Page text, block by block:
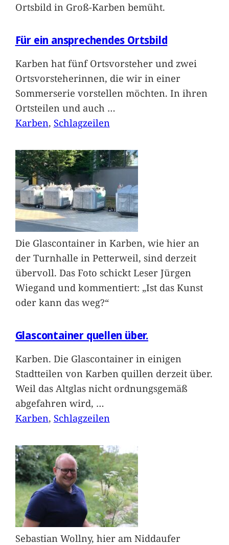
Ortsbild in Groß-Karben bemüht.
Für ein ansprechendes Ortsbild
Karben hat fünf Ortsvorsteher und zwei
Ortsvorsteherinnen, die wir in einer
Sommerserie vorstellen möchten. In ihren
Ortsteilen und auch …
Karben, Schlagzeilen
Die Glascontainer in Karben, wie hier an
der Turnhalle in Petterweil, sind derzeit
übervoll. Das Foto schickt Leser Jürgen
Wiegand und kommentiert: „Ist das Kunst
oder kann das weg?“
Glascontainer quellen über.
Karben. Die Glascontainer in einigen
Stadtteilen von Karben quillen derzeit über.
Weil das Altglas nicht ordnungsgemäß
abgefahren wird, …
Karben, Schlagzeilen
Sebastian Wollny, hier am Niddaufer